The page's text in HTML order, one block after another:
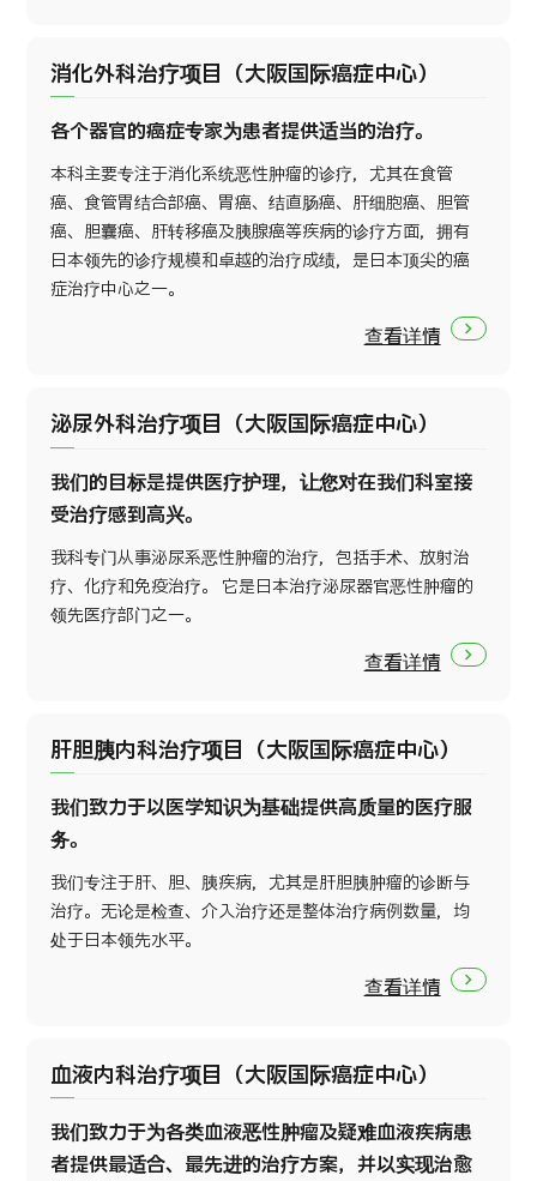
消化外科治疗项目（大阪国际癌症中心）
各个器官的癌症专家为患者提供适当的治疗。
本科主要专注于消化系统恶性肿瘤的诊疗，尤其在食管
癌、食管胃结合部癌、胃癌、结直肠癌、肝细胞癌、胆管
癌、胆囊癌、肝转移癌及胰腺癌等疾病的诊疗方面，拥有
日本领先的诊疗规模和卓越的治疗成绩，是日本顶尖的癌
症治疗中心之一。
查看详情
泌尿外科治疗项目（大阪国际癌症中心）
我们的目标是提供医疗护理，让您对在我们科室接
受治疗感到高兴。
我科专门从事泌尿系恶性肿瘤的治疗，包括手术、放射治
疗、化疗和免疫治疗。 它是日本治疗泌尿器官恶性肿瘤的
领先医疗部门之一。
查看详情
肝胆胰内科治疗项目（大阪国际癌症中心）
我们致力于以医学知识为基础提供高质量的医疗服
务。
我们专注于肝、胆、胰疾病，尤其是肝胆胰肿瘤的诊断与
治疗。无论是检查、介入治疗还是整体治疗病例数量，均
处于日本领先水平。
查看详情
血液内科治疗项目（大阪国际癌症中心）
我们致力于为各类血液恶性肿瘤及疑难血液疾病患
者提供最适合、最先进的治疗方案，并以实现治愈